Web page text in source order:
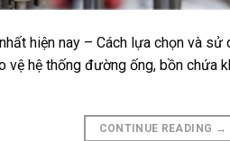
hiện nay – Cách lựa chọn và
vệ hệ thống đường ống, bồn chứa
CONTINUE READING →